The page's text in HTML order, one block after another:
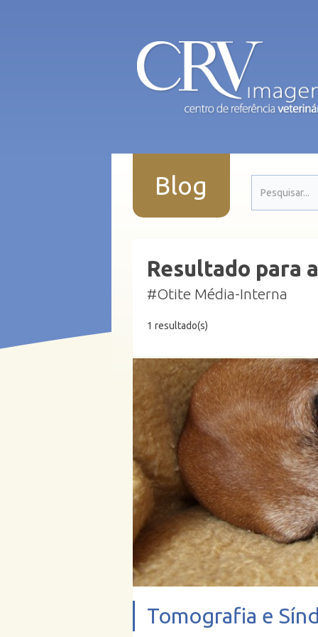
Blog
Resultado para
#Otite Média-Interna
1 resultado(s)
Tomografia e